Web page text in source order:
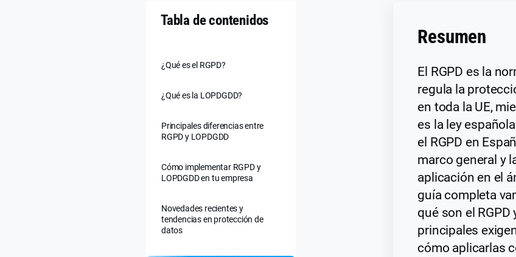
Tabla de contenidos
¿Qué es el RGPD?
¿Qué es la LOPDGDD?
Principales diferencias entre
RGPD y LOPDGDD
Cómo implementar RGPD y
LOPDGDD en tu empresa
Novedades recientes y
tendencias en protección de
datos
Resumen
El RGPD es la
regula la
en toda la UE,
es la ley
el RGPD en
marco general y
aplicación en el
guía completa
qué son el RGPD
principales
cómo aplicarlas